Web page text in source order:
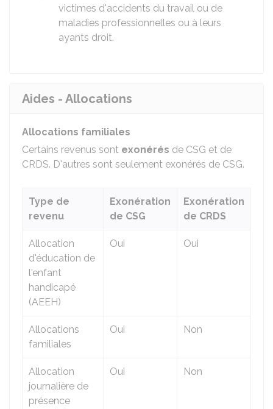
victimes d'accidents du travail ou de
maladies professionnelles ou à leurs
ayants droit.
Aides - Allocations
Allocations familiales
Certains revenus sont exonérés de CSG et de
CRDS. D'autres sont seulement exonérés de CSG.
Type de
revenu
Exonération
de CSG
Exonération
de CRDS
Allocation
d'éducation de
l'enfant
handicapé
(AEEH)
Oui Oui
Allocations
familiales
Oui Non
Allocation
journalière de
présence
Oui Non